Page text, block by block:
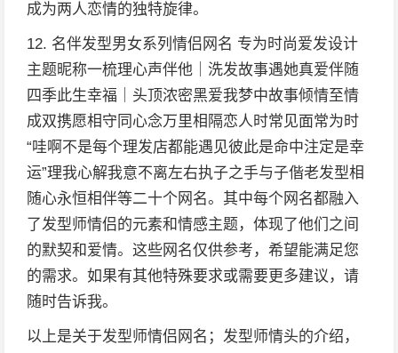
成为两人恋情的独特旋律。
12. 名伴发型男女系列情侣网名 专为时尚爱发设计
主题昵称一梳理心声伴他｜洗发故事遇她真爱伴随
四季此生幸福｜头顶浓密黑爱我梦中故事倾情至情
成双携愿相守同心念万里相隔恋人时常见面常为时
“哇啊不是每个理发店都能遇见彼此是命中注定是幸
运”理我心解我意不离左右执子之手与子偕老发型相
随心永恒相伴等二十个网名。其中每个网名都融入
了发型师情侣的元素和情感主题，体现了他们之间
的默契和爱情。这些网名仅供参考，希望能满足您
的需求。如果有其他特殊要求或需要更多建议，请
随时告诉我。
以上是关于发型师情侣网名；发型师情头的介绍，